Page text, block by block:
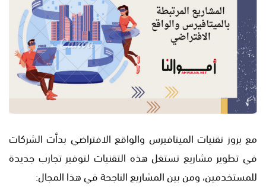
مع بروز تقنيات الميتافيرس والواقع الافتراضي بدأت الشركات
في تطوير مشاريع تستغل هذه التقنيات لتوفير تجارب جديدة
للمستخدمين، ومن بين المشاريع الناجحة في هذا المجال: